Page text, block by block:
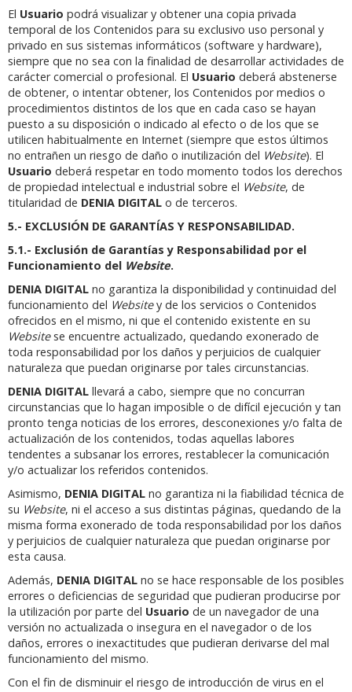
El Usuario podrá visualizar y obtener una copia privada
temporal de los Contenidos para su exclusivo uso personal y
privado en sus sistemas informáticos (software y hardware),
siempre que no sea con la finalidad de desarrollar actividades de
carácter comercial o profesional. El Usuario deberá abstenerse
de obtener, o intentar obtener, los Contenidos por medios o
procedimientos distintos de los que en cada caso se hayan
puesto a su disposición o indicado al efecto o de los que se
utilicen habitualmente en Internet (siempre que estos últimos
no entrañen un riesgo de daño o inutilización del Website). El
Usuario deberá respetar en todo momento todos los derechos
de propiedad intelectual e industrial sobre el Website, de
titularidad de DENIA DIGITAL o de terceros.
5.- EXCLUSIÓN DE GARANTÍAS Y RESPONSABILIDAD.
5.1.- Exclusión de Garantías y Responsabilidad por el
Funcionamiento del Website.
DENIA DIGITAL no garantiza la disponibilidad y continuidad del
funcionamiento del Websitey de los servicios o Contenidos
ofrecidos en el mismo, ni que el contenido existente en su
Websitese encuentre actualizado, quedando exonerado de
toda responsabilidad por los daños y perjuicios de cualquier
naturaleza que puedan originarse por tales circunstancias.
DENIA DIGITAL llevará a cabo, siempre que no concurran
circunstancias que lo hagan imposible o de difícil ejecución y tan
pronto tenga noticias de los errores, desconexiones y/o falta de
actualización de los contenidos, todas aquellas labores
tendentes a subsanar los errores, restablecer la comunicación
y/o actualizar los referidos contenidos.
Asimismo, DENIA DIGITAL no garantiza ni la fiabilidad técnica de
su Website, ni el acceso a sus distintas páginas, quedando de la
misma forma exonerado de toda responsabilidad por los daños
y perjuicios de cualquier naturaleza que puedan originarse por
esta causa.
Además, DENIA DIGITAL no se hace responsable de los posibles
errores o deficiencias de seguridad que pudieran producirse por
la utilización por parte del Usuario de un navegador de una
versión no actualizada o insegura en el navegador o de los
daños, errores o inexactitudes que pudieran derivarse del mal
funcionamiento del mismo.
Con el fin de disminuir el riesgo de introducción de virus en el